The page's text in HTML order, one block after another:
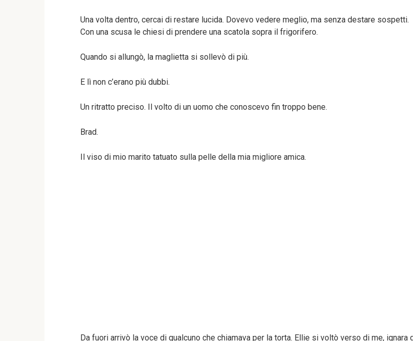
Una volta dentro, cercai di restare lucida. Dovevo vedere meglio, ma senza destare sospetti.
Con una scusa le chiesi di prendere una scatola sopra il frigorifero.
Quando si allungò, la maglietta si sollevò di più.
E lì non c’erano più dubbi.
Un ritratto preciso. Il volto di un uomo che conoscevo fin troppo bene.
Brad.
Il viso di mio marito tatuato sulla pelle della mia migliore amica.
Da fuori arrivò la voce di qualcuno che chiamava per la torta. Ellie si voltò verso di me, ignara